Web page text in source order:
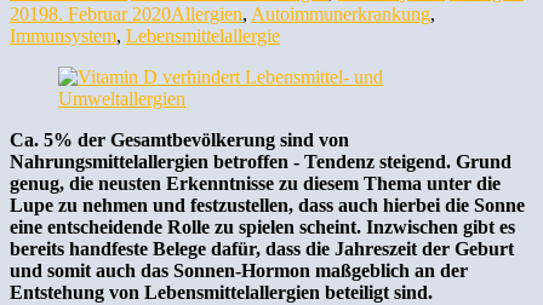
20198. Februar 2020Allergien, Autoimmunerkrankung,
Immunsystem, Lebensmittelallergie
Ca. 5% der Gesamtbevölkerung sind von
Nahrungsmittelallergien betroffen - Tendenz steigend. Grund
genug, die neusten Erkenntnisse zu diesem Thema unter die
Lupe zu nehmen und festzustellen, dass auch hierbei die Sonne
eine entscheidende Rolle zu spielen scheint. Inzwischen gibt es
bereits handfeste Belege dafür, dass die Jahreszeit der Geburt
und somit auch das Sonnen-Hormon maßgeblich an der
Entstehung von Lebensmittelallergien beteiligt sind.